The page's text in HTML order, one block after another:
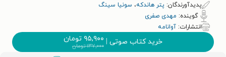
پدیدآورندگان: پتر هاندکه، سونیا سینگ
گوینده: مهدی صفری
انتشارات: آوانامه
خرید کتاب صوتی | ۹۵,۹۰۰ تومان
۱۳۷,۰۰۰تومان